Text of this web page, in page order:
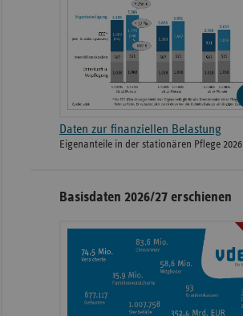
Daten zur finanziellen Belastung
Eigenanteile in der stationären Pflege 2026
Basisdaten 2026/27 erschienen